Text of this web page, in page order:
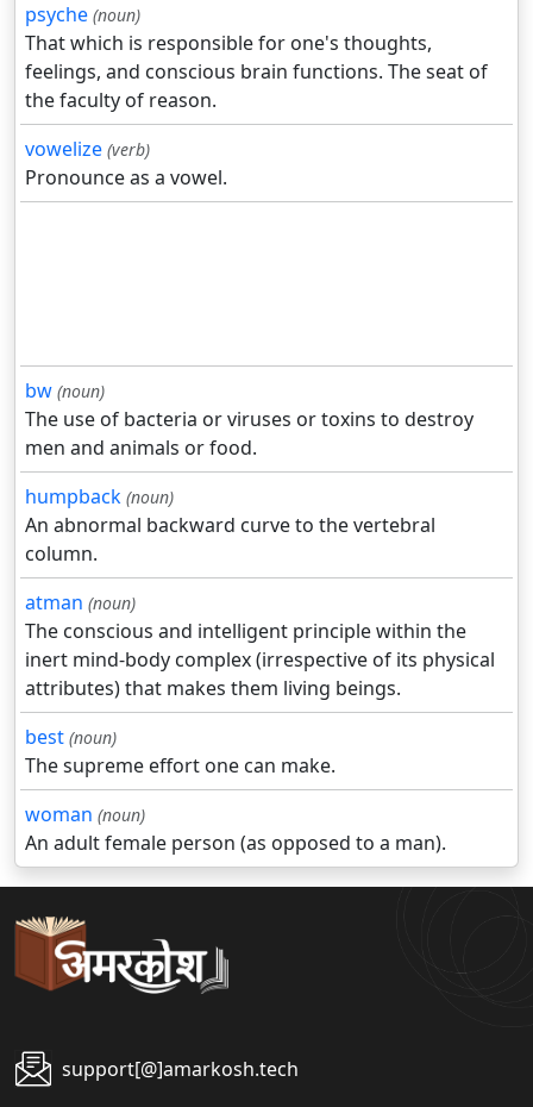
psyche (noun)
That which is responsible for one's thoughts,
feelings, and conscious brain functions. The seat of
the faculty of reason.
vowelize (verb)
Pronounce as a vowel.
bw (noun)
The use of bacteria or viruses or toxins to destroy
men and animals or food.
humpback (noun)
An abnormal backward curve to the vertebral
column.
atman (noun)
The conscious and intelligent principle within the
inert mind-body complex (irrespective of its physical
attributes) that makes them living beings.
best (noun)
The supreme effort one can make.
woman (noun)
An adult female person (as opposed to a man).
support[@]amarkosh.tech